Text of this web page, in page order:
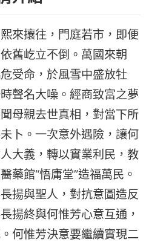
來攘往，門庭若市，即便
舊屹立不倒。萬國來朝
受命，於風雪中盛放牡
聲名大噪。經商致富之夢
母親去世真相，對當下所
卜。一次意外遇險，讓何
大義，轉以實業利民，教
藥館“悟庸堂”造福萬民。
揚與聖人，對抗意圖造反
揚終與何惟芳心意互通，
何惟芳決意要繼續實現二